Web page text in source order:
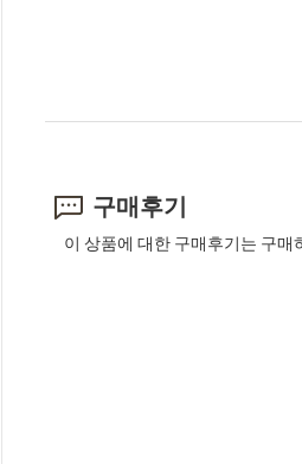
구매후기
이 상품에 대한 구매후기는 구매